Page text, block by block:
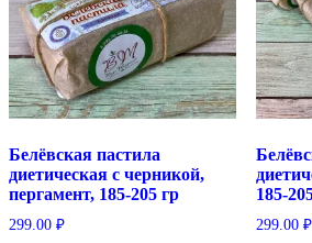
Белёвская пастила
диетическая с черникой,
пергамент, 185-205 гр
299.00 ₽
185-
299.00 ₽